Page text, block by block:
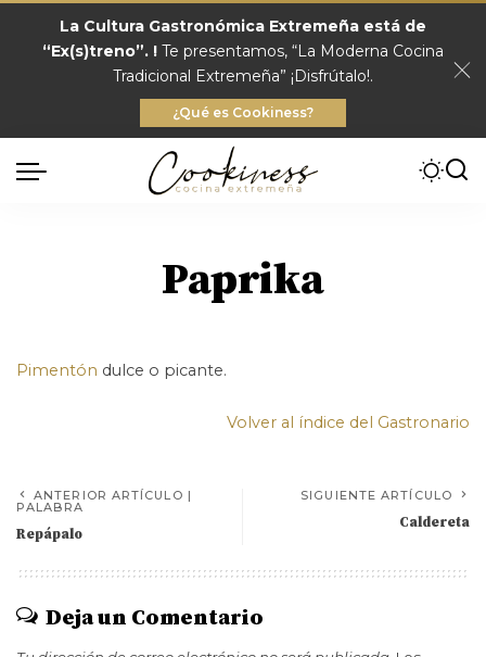
La Cultura Gastronómica Extremeña está de
“Ex(s)treno”. ! Te presentamos, “La Moderna Cocina
Tradicional Extremeña” ¡Disfrútalo!.
¿Qué es Cookiness?
Paprika
Pimentón dulce o picante.
Volver al índice del Gastronario
ANTERIOR ARTÍCULO |
PALABRA
Repápalo
SIGUIENTE ARTÍCULO
Caldereta
Deja un Comentario